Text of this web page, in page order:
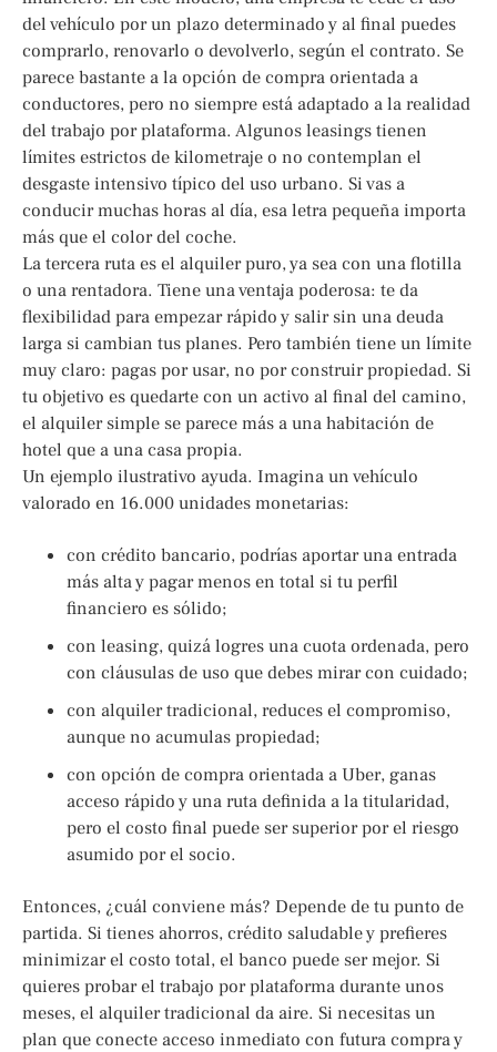
del vehículo por un plazo determinado y al final puedes
comprarlo, renovarlo o devolverlo, según el contrato. Se
parece bastante a la opción de compra orientada a
conductores, pero no siempre está adaptado a la realidad
del trabajo por plataforma. Algunos leasings tienen
límites estrictos de kilometraje o no contemplan el
desgaste intensivo típico del uso urbano. Si vas a
conducir muchas horas al día, esa letra pequeña importa
más que el color del coche.
La tercera ruta es el alquiler puro, ya sea con una flotilla
o una rentadora. Tiene una ventaja poderosa: te da
flexibilidad para empezar rápido y salir sin una deuda
larga si cambian tus planes. Pero también tiene un límite
muy claro: pagas por usar, no por construir propiedad. Si
tu objetivo es quedarte con un activo al final del camino,
el alquiler simple se parece más a una habitación de
hotel que a una casa propia.
Un ejemplo ilustrativo ayuda. Imagina un vehículo
valorado en 16.000 unidades monetarias:
con crédito bancario, podrías aportar una entrada
más alta y pagar menos en total si tu perfil
financiero es sólido;
con leasing, quizá logres una cuota ordenada, pero
con cláusulas de uso que debes mirar con cuidado;
con alquiler tradicional, reduces el compromiso,
aunque no acumulas propiedad;
con opción de compra orientada a Uber, ganas
acceso rápido y una ruta definida a la titularidad,
pero el costo final puede ser superior por el riesgo
asumido por el socio.
Entonces, ¿cuál conviene más? Depende de tu punto de
partida. Si tienes ahorros, crédito saludable y prefieres
minimizar el costo total, el banco puede ser mejor. Si
quieres probar el trabajo por plataforma durante unos
meses, el alquiler tradicional da aire. Si necesitas un
plan que conecte acceso inmediato con futura compra y